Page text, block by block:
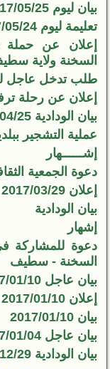
بيان ليوم 2017/05/25
تعليمة ليوم 2017/05/24
إعلان عن حملة
السخنة ولاية
طلب تدخل عاجل
إعلان عن رحلة
بيان الودادية 2017/04/25
عملية التشجير
إشــــــهار
دعوة الجمعية
إعلان 2017/03/29
بيان الودادية
إشهار
دعوة للمشاركة
السخنة - سطيف
بيان عاجل 2017/01/10
إعلان 2017/01/10
بيان 2017/01/10
بيان عاجل 2017/01/04
بيان الودادية 2016/12/29